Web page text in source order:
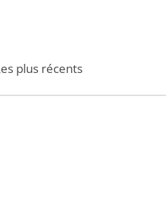
plus récents